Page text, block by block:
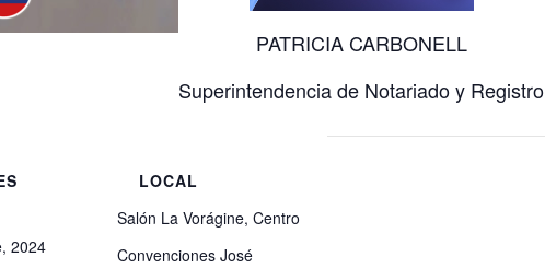
PATRICIA CARBONELL
Superintendencia de Notariado y Registro
2024
LOCAL
Salón La Vorágine, Centro
Convenciones José